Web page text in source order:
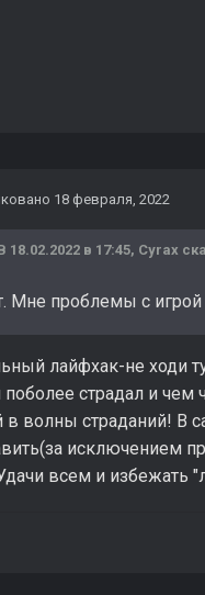
18 февраля, 2022
18.02.2022 в 17:45, Cyrax
Мне проблемы с
лайфхак-не ходи
поболее страдал и
в волны страданий! В
исключением
всем и избежать